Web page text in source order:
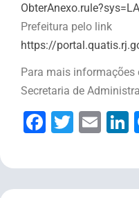
Prefeitura pelo link
https://
Para mais informações
Secretaria de